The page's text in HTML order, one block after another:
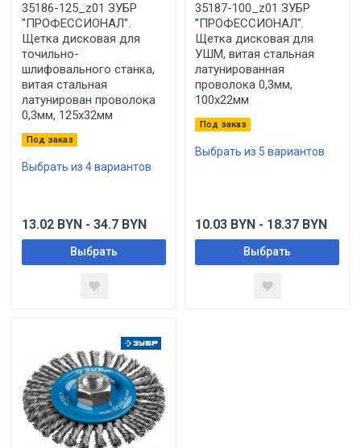
35186-125_z01 ЗУБР
''ПРОФЕССИОНАЛ''.
Щетка дисковая для
точильно-
шлифовального станка,
витая стальная
латунирован проволока
0,3мм, 125х32мм
Под заказ
Выбрать из 4 вариантов
13.02 BYN - 34.7 BYN
Выбрать
35187-100_z01 ЗУБР
''ПРОФЕССИОНАЛ''.
Щетка дисковая для
УШМ, витая стальная
латунированная
проволока 0,3мм,
100х22мм
Под заказ
Выбрать из 5 вариантов
10.03 BYN - 18.37 BYN
Выбрать